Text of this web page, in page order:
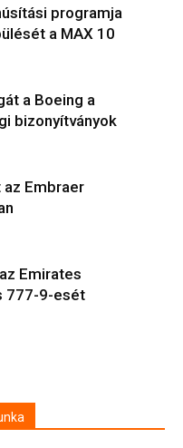
programja
a MAX 10
a Boeing a
bizonyítványok
Embraer
Emirates
777-9-esét